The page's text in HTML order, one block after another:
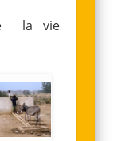
la vie